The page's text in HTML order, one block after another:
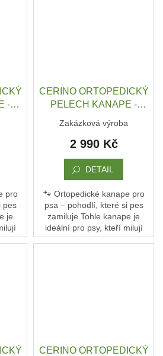
-
pro
pes
je
jen
CERINO ORTOPEDICKÝ
PELECH KANAPE -
ZÁTĚŽOVÁ LÁTKA - 120
x 90 x 10 - HNĚDÁ /
ČERNÁ
Zakázková výroba
2 990 Kč
DETAIL
🐾 Ortopedické kanape pro
psa – pohodlí, které si pes
zamiluje Tohle kanape je
ideální pro psy, kteří milují
pohodlí a oporu. Není to jen
CERINO ORTOPEDICKÝ